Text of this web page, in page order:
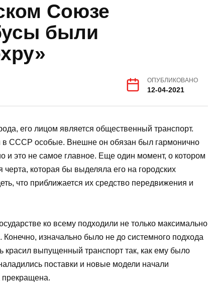
Союзе
были
ОПУБЛИКОВАНО
12-04-2021
его лицом является общественный транспорт.
в СССР особые. Внешне он обязан был гармонично
и это не самое главное. Еще один момент, о котором
черта, которая бы выделяла его на городских
что приближается их средство передвижения и
ко всему подходили не только максимально
Конечно, изначально было не до системного подхода
красил выпущенный транспорт так, как ему было
поставки и новые модели начали
прекращена.